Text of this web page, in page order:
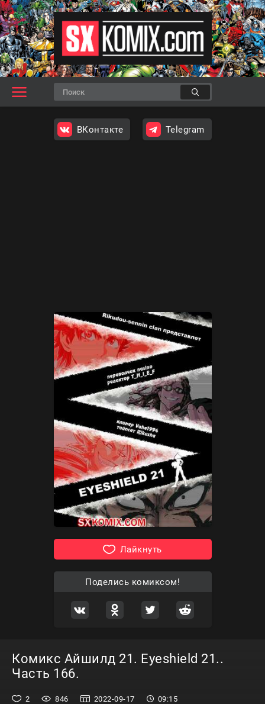
ВКонтакте Telegram
Лайкнуть
Поделись комиксом!
Комикс Айшилд 21. Eyeshield 21..
Часть 166.
2 846 2022-09-17 09:15